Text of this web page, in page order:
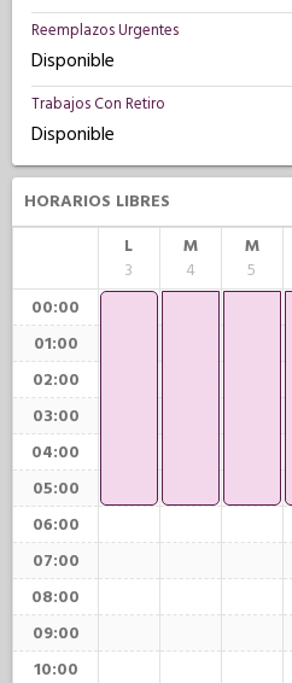
Reemplazos Urgentes
Disponible
Trabajos Con Retiro
Disponible
HORARIOS LIBRES
L
3
M
4
M
5
00:00
01:00
02:00
03:00
04:00
05:00
06:00
07:00
08:00
09:00
10:00